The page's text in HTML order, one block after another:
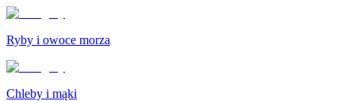
Ryby i owoce morza
Chleby i mąki